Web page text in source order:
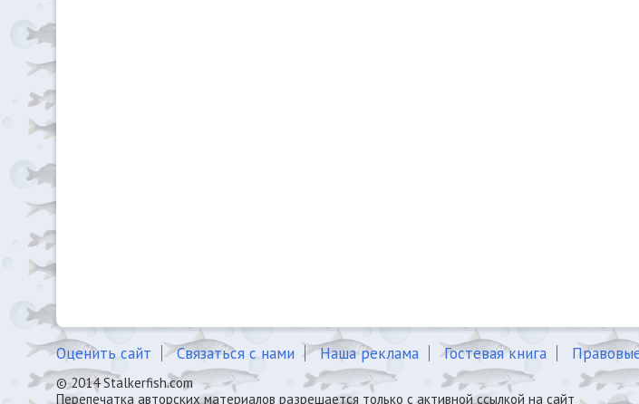
Оценить сайт Связаться с нами Наша реклама Гостевая книга
© 2014 Stalkerfish.com
Перепечатка авторских материалов разрешается только с активной ссылкой на сайт